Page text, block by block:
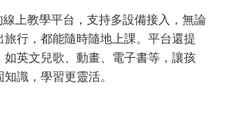
上教學平台，支持多設備接入，無論
行，都能隨時隨地上課。平台還提
英文兒歌、動畫、電子書等，讓孩
識，學習更靈活。